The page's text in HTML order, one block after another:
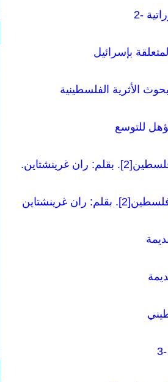
-2
بإسرائيل
الأثرية الفلسطينية
للتوسع
غرينشتاين.
غرينشتاين